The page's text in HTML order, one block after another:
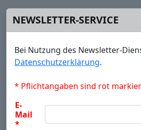
NEWSLETTER-SERVICE
Bei Nutzung des Newsletter-
Datenschutzerklärung.
* Pflichtangaben sind rot
E-
Mail
*